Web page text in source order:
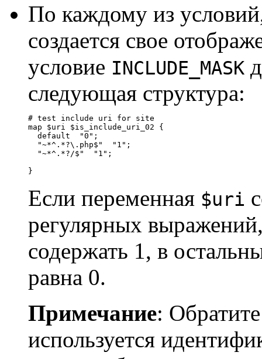
По каждому из
создается свое
условие INCLUDE_MASK
следующая структура:
# test include uri for site
map $uri $is_include_uri_02 {
  default  "0";
  "~*^.*?\.php$"  "1";
  "~*^.*?/$"  "1";
}
Если переменная $uri
регулярных
содержать 1, в
равна 0.
Примечание:
используется